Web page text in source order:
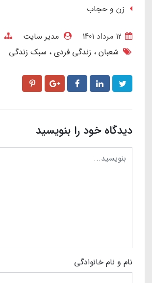
زن و حجاب
مدیر سایت
شعبان
زندگی فردی سبک زندگی
دیدگاه خود را بنویسید
نام و نام خانوادگی